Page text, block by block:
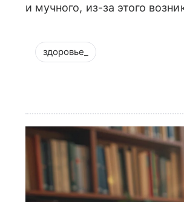
и мучного, из-за этого
здоровье_